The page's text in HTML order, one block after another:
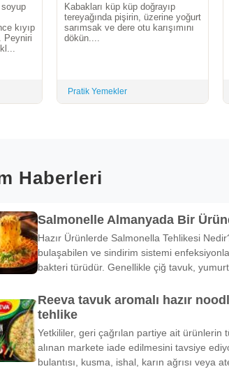
soyup
kıyıp
Peyniri
Kabakları küp küp doğrayıp
tereyağında pişirin, üzerine yoğurt
sarımsak ve dere otu karışımını
dökün....
Pratik Yemekler
Haberleri
Salmonelle Almanyada Bir
Hazır Ürünlerde Salmonella Tehlikesi
bulaşabilen ve sindirim sistemi
bakteri türüdür. Genellikle çiğ tavuk,
Reeva tavuk aromalı hazır
tehlike
Yetkililer, geri çağrılan partiye ait ürünlerin
alınan markete iade edilmesini tavsiye
bulantısı, kusma, ishal, karın ağrısı veya